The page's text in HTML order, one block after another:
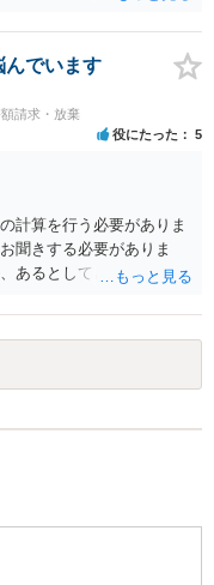
んでいます
請求・放棄
役にたった 5
計算を行う必要がありま
聞きする必要がありま
あるとしてどの程度の金